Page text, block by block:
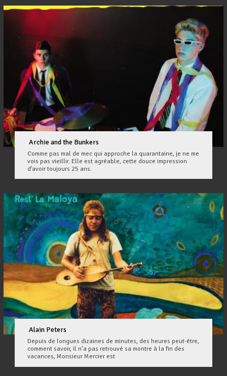
Archie and the Bunkers
Comme pas mal de mec qui approche la quarantaine, je ne me
vois pas vieillir. Elle est agréable, cette douce impression
d'avoir toujours 25 ans.
Alain Peters
Depuis de longues dizaines de minutes, des heures peut-être,
comment savoir, il n’a pas retrouvé sa montre à la fin des
vacances, Monsieur Mercier est